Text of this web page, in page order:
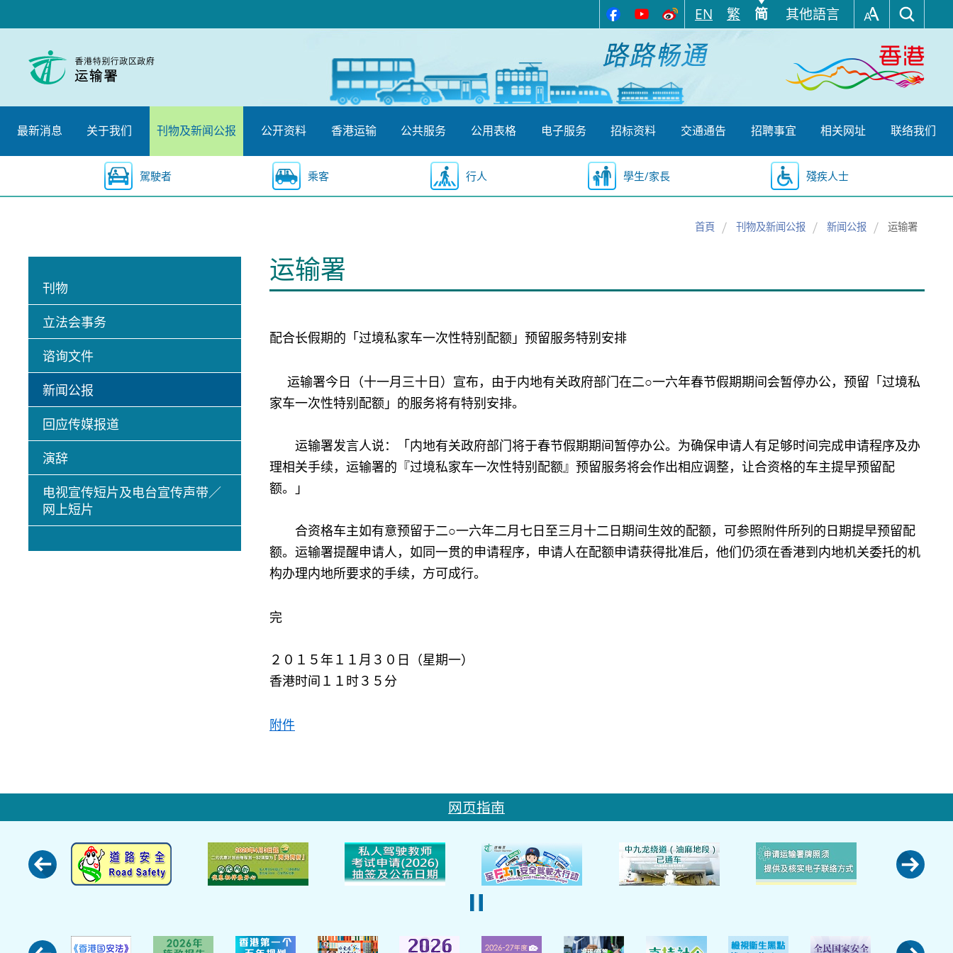
至
始
EN 繁 简 其他語言
最新消息 关于我们 刊物及新闻公报 公开资料 香港运输 公共服务 公用表格 电子服务 招标资料 交通通告 招聘事宜 相关网址 联络我们
駕駛者 乘客 行人 學生/家長 殘疾人士
首頁 刊物及新闻公报 新闻公报 运输署
刊物
立法会事务
谘询文件
新闻公报
回应传媒报道
演辞
电视宣传短片及电台宣传声带／
网上短片
运输署
配合长假期的「过境私家车一次性特别配额」预留服务特别安排
运输署今日（十一月三十日）宣布，由于内地有关政府部门在二○一六年春节假期期间会暂停办公，预留「过境私
家车一次性特别配额」的服务将有特别安排。
运输署发言人说：「内地有关政府部门将于春节假期期间暂停办公。为确保申请人有足够时间完成申请程序及办
理相关手续，运输署的『过境私家车一次性特别配额』预留服务将会作出相应调整，让合资格的车主提早预留配
额。」
合资格车主如有意预留于二○一六年二月七日至三月十二日期间生效的配额，可参照附件所列的日期提早预留配
额。运输署提醒申请人，如同一贯的申请程序，申请人在配额申请获得批准后，他们仍须在香港到内地机关委托的机
构办理内地所要求的手续，方可成行。
完
２０１５年１１月３０日（星期一）
香港时间１１时３５分
附件
网页指南